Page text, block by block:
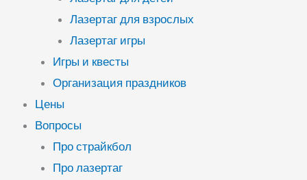
Лазертаг для взрослых
Лазертаг игры
Игры и квесты
Организация праздников
Цены
Вопросы
Про страйкбол
Про лазертаг